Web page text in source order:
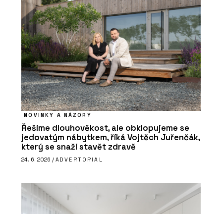
NOVINKY A NÁZORY
Řešíme dlouhověkost, ale obklopujeme se
jedovatým nábytkem, říká Vojtěch Juřenčák,
který se snaží stavět zdravě
24. 6. 2026 / ADVERTORIAL